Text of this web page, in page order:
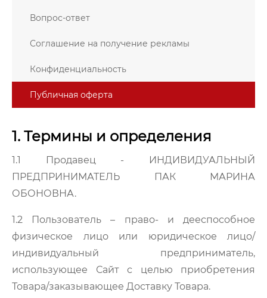
Вопрос-ответ
Соглашение на получение рекламы
Конфиденциальность
Публичная оферта
1. Термины и определения
1.1 Продавец- ИНДИВИДУАЛЬНЫЙ
ПРЕДПРИНИМАТЕЛЬ ПАК МАРИНА
ОБОНОВНА.
1.2 Пользователь – право- и дееспособное
физическое лицо или юридическое лицо/
индивидуальный предприниматель,
использующее Сайт с целью приобретения
Товара/заказывающее Доставку Товара.